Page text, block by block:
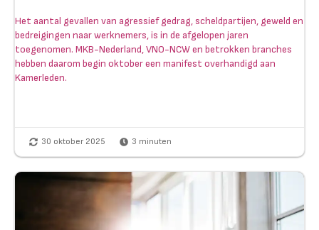
Het aantal gevallen van agressief gedrag, scheldpartijen, geweld en
bedreigingen naar werknemers, is in de afgelopen jaren
toegenomen. MKB-Nederland, VNO-NCW en betrokken branches
hebben daarom begin oktober een manifest overhandigd aan
Kamerleden.
30 oktober 2025 3 minuten